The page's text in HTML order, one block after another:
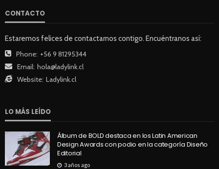
CONTACTO
Estaremos felices de contactarnos contigo. Encuéntranos así:
Phone: +56 9 81295344
Email: hola@ladylink.cl
Website: Ladylink.cl
LO MÁS LEÍDO
Álbum de BOLD destaca en los Latin American
Design Awards con podio en la categoría Diseño
Editorial
3 años ago